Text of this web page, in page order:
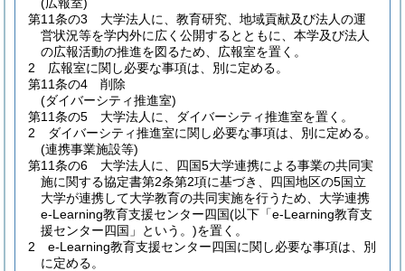
第11条の3
大学法人に、教育研究、地域貢献及び法人の運
営状況等を学内外に広く公開するとともに、本学及び法人
の広報活動の推進を図るため、広報室を置く。
2
広報室に関し必要な事項は、別に定める。
第11条の4
削除
(ダイバーシティ推進室)
第11条の5
大学法人に、ダイバーシティ推進室を置く。
2
ダイバーシティ推進室に関し必要な事項は、別に定める。
(連携事業施設等)
第11条の6
大学法人に、四国5大学連携による事業の共同実
施に関する協定書第2条第2項に基づき、四国地区の5国立
大学が連携して大学教育の共同実施を行うため、大学連携
e-Learning教育支援センター四国(以下「e-Learning教育支
援センター四国」という。)を置く。
2
e-Learning教育支援センター四国に関し必要な事項は、別
に定める。